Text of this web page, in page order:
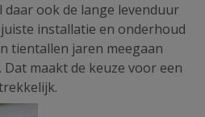
ook de lange levenduur
installatie en onderhoud
tientallen jaren meegaan
maakt de keuze voor een